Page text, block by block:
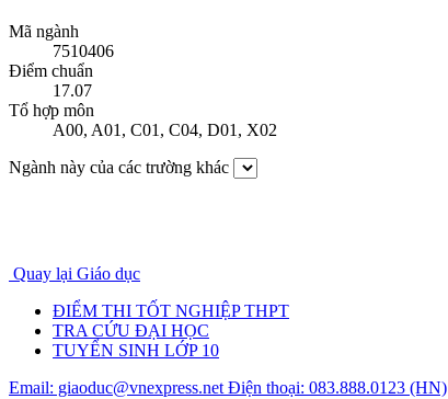
Mã ngành
7510406
Điểm chuẩn
17.07
Tổ hợp môn
A00, A01, C01, C04, D01, X02
Ngành này của các trường khác
Quay lại Giáo dục
ĐIỂM THI TỐT NGHIỆP THPT
TRA CỨU ĐẠI HỌC
TUYỂN SINH LỚP 10
Email: giaoduc@vnexpress.netĐiện thoại: 083.888.0123 (HN)